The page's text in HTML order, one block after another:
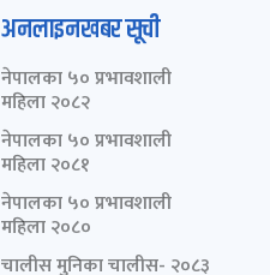
अनलाइनखबर सूची
नेपालका ५० प्रभावशाली
महिला २०८२
नेपालका ५० प्रभावशाली
महिला २०८१
नेपालका ५० प्रभावशाली
महिला २०८०
चालीस मुनिका चालीस- २०८३